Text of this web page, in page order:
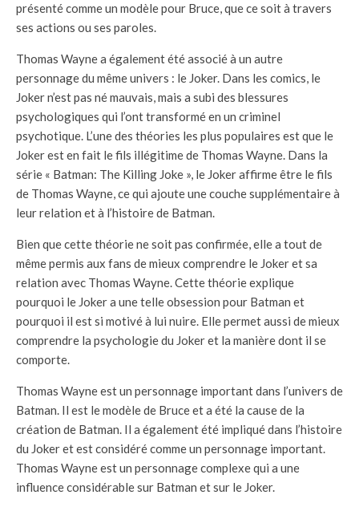
présenté comme un modèle pour Bruce, que ce soit à travers
ses actions ou ses paroles.
Thomas Wayne a également été associé à un autre
personnage du même univers : le Joker. Dans les comics, le
Joker n’est pas né mauvais, mais a subi des blessures
psychologiques qui l’ont transformé en un criminel
psychotique. L’une des théories les plus populaires est que le
Joker est en fait le fils illégitime de Thomas Wayne. Dans la
série « Batman: The Killing Joke », le Joker affirme être le fils
de Thomas Wayne, ce qui ajoute une couche supplémentaire à
leur relation et à l’histoire de Batman.
Bien que cette théorie ne soit pas confirmée, elle a tout de
même permis aux fans de mieux comprendre le Joker et sa
relation avec Thomas Wayne. Cette théorie explique
pourquoi le Joker a une telle obsession pour Batman et
pourquoi il est si motivé à lui nuire. Elle permet aussi de mieux
comprendre la psychologie du Joker et la manière dont il se
comporte.
Thomas Wayne est un personnage important dans l’univers de
Batman. Il est le modèle de Bruce et a été la cause de la
création de Batman. Il a également été impliqué dans l’histoire
du Joker et est considéré comme un personnage important.
Thomas Wayne est un personnage complexe qui a une
influence considérable sur Batman et sur le Joker.